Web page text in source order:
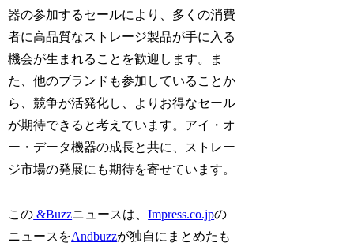
器の参加するセールにより、多くの消費
者に高品質なストレージ製品が手に入る
機会が生まれることを歓迎します。ま
た、他のブランドも参加していることか
ら、競争が活発化し、よりお得なセール
が期待できると考えています。アイ・オ
ー・データ機器の成長と共に、ストレー
ジ市場の発展にも期待を寄せています。
この &Buzzニュースは、Impress.co.jpの
ニュースをAndbuzzが独自にまとめたも